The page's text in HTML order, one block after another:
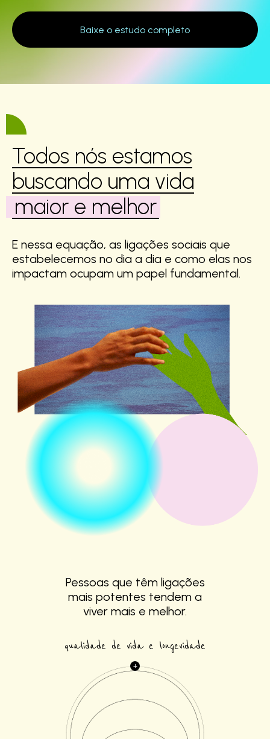
Todos nós estamos
buscando uma vida
maior e melhor
E nessa equação, as ligações sociais que
estabelecemos no dia a dia e como elas nos
impactam ocupam um papel fundamental.
Pessoas que têm ligações
mais potentes tendem a
viver mais e melhor.
qualidade de vida e longevidade